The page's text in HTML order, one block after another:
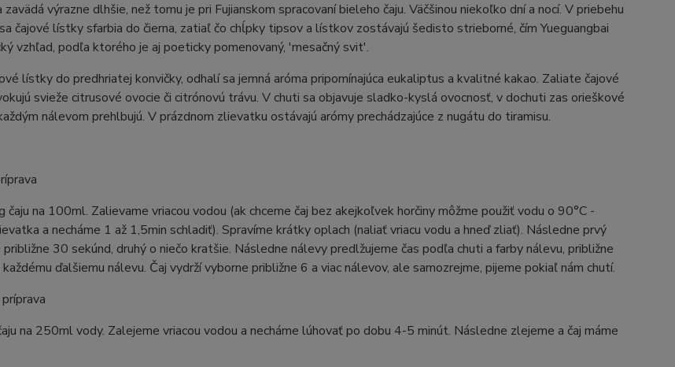
zavädá výrazne dlhšie, než tomu je pri Fujianskom spracovaní bieleho čaju. Väčšinou niekoľko dní a nocí. V priebehu
čajové lístky sfarbia do čierna, zatiaľ čo chĺpky tipsov a lístkov zostávajú šedisto strieborné, čím Yueguangbai
vzhľad, podľa ktorého je aj poeticky pomenovaný, 'mesačný svit'.
lístky do predhriatej konvičky, odhalí sa jemná aróma pripomínajúca eukaliptus a kvalitné kakao. Zaliate čajové
svieže citrusové ovocie či citrónovú trávu. V chuti sa objavuje sladko-kyslá ovocnosť, v dochuti zas orieškové
nálevom prehlbujú. V prázdnom zlievatku ostávajú arómy prechádzajúce z nugátu do tiramisu.
čaju na 100ml. Zalievame vriacou vodou (ak chceme čaj bez akejkoľvek horčiny môžme použiť vodu o 90°C -
a necháme 1 až 1,5min schladiť). Spravíme krátky oplach (naliať vriacu vodu a hneď zliať). Následne prvý
30 sekúnd, druhý o niečo kratšie. Následne nálevy predlžujeme čas podľa chuti a farby nálevu, približne
ďalšiemu nálevu. Čaj vydrží vyborne približne 6 a viac nálevov, ale samozrejme, pijeme pokiaľ nám chutí.
na 250ml vody. Zalejeme vriacou vodou a necháme lúhovať po dobu 4-5 minút. Následne zlejeme a čaj máme